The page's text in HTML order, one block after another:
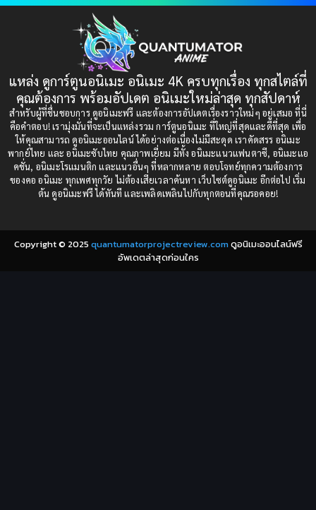
Bondage (ทาส)(1)
(1)
Censored (เซ็นเซอร์)(19)
Comedy (ตลก)(235)
Comedy (ตลก)(85)
Comic Book การ์ตูน(1)
Coming-of-Age ก้าวผ่านวัย(6)
1997
1993
1991
1989
1988
1987
1985
1984
1983
1982
1981
1980
1979
แหล่ง ดูการ์ตูนอนิเมะ อนิเมะ 4K ครบทุกเรื่อง ทุกสไตล์ที่
คุณต้องการ พร้อมอัปเดต อนิเมะใหม่ล่าสุด ทุกสัปดาห์
สำหรับผู้ที่ชื่นชอบการ ดูอนิเมะฟรี และต้องการอัปเดตเรื่องราวใหม่ๆ อยู่เสมอ ที่นี่
คือคำตอบ! เรามุ่งมั่นที่จะเป็นแหล่งรวม การ์ตูนอนิเมะ ที่ใหญ่ที่สุดและดีที่สุด เพื่อ
ให้คุณสามารถ ดูอนิเมะออนไลน์ ได้อย่างต่อเนื่องไม่มีสะดุด เราคัดสรร อนิเมะ
พากย์ไทย และ อนิเมะซับไทย คุณภาพเยี่ยม มีทั้ง อนิเมะแนวแฟนตาซี, อนิเมะแอ
คชั่น, อนิเมะโรแมนติก และแนวอื่นๆ ที่หลากหลาย ตอบโจทย์ทุกความต้องการ
ของคอ อนิเมะ ทุกเพศทุกวัย ไม่ต้องเสียเวลาค้นหา เว็บไซต์ดูอนิเมะ อีกต่อไป เริ่ม
ต้น ดูอนิเมะฟรี ได้ทันที และเพลิดเพลินไปกับทุกตอนที่คุณรอคอย!
Copyright © 2025 quantumatorprojectreview.comดูอนิเมะออนไลน์ฟรี
อัพเดตล่าสุดก่อนใคร